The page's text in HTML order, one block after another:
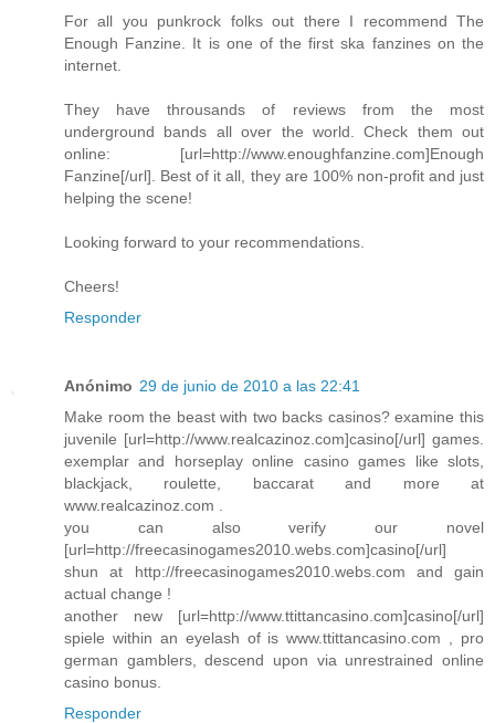
For all you punkrock folks out there I recommend The
Enough Fanzine. It is one of the first ska fanzines on the
internet.
They have throusands of reviews from the most
underground bands all over the world. Check them out
online: [url=http://www.enoughfanzine.com]Enough
Fanzine[/url]. Best of it all, they are 100% non-profit and just
helping the scene!
Looking forward to your recommendations.
Cheers!
Responder
Anónimo 29 de junio de 2010 a las 22:41
Make room the beast with two backs casinos? examine this
juvenile [url=http://www.realcazinoz.com]casino[/url] games.
exemplar and horseplay online casino games like slots,
blackjack, roulette, baccarat and more at
www.realcazinoz.com .
you can also verify our novel
[url=http://freecasinogames2010.webs.com]casino[/url]
shun at http://freecasinogames2010.webs.com and gain
actual change !
another new [url=http://www.ttittancasino.com]casino[/url]
spiele within an eyelash of is www.ttittancasino.com , pro
german gamblers, descend upon via unrestrained online
casino bonus.
Responder